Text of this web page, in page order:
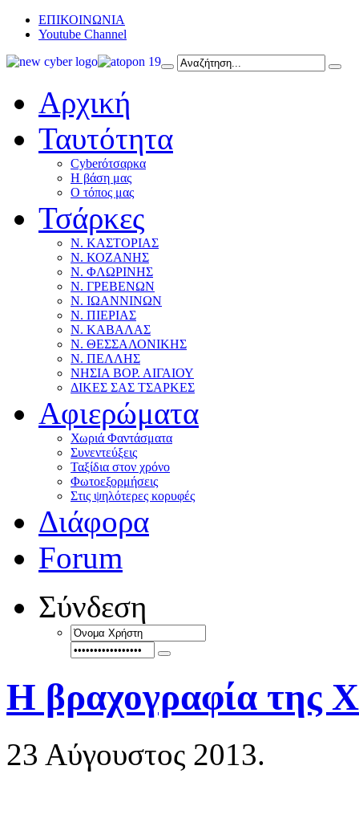
ΕΠΙΚΟΙΝΩΝΙΑ
Youtube Channel
Αρχική
Ταυτότητα
Cyberότσαρκα
Η βάση μας
Ο τόπος μας
Τσάρκες
Ν. ΚΑΣΤΟΡΙΑΣ
Ν. ΚΟΖΑΝΗΣ
Ν. ΦΛΩΡΙΝΗΣ
Ν. ΓΡΕΒΕΝΩΝ
Ν. ΙΩΑΝΝΙΝΩΝ
Ν. ΠΙΕΡΙΑΣ
Ν. ΚΑΒΑΛΑΣ
Ν. ΘΕΣΣΑΛΟΝΙΚΗΣ
Ν. ΠΕΛΛΗΣ
ΝΗΣΙΑ ΒΟΡ. ΑΙΓΑΙΟΥ
ΔΙΚΕΣ ΣΑΣ ΤΣΑΡΚΕΣ
Αφιερώματα
Χωριά Φαντάσματα
Συνεντεύξεις
Ταξίδια στον χρόνο
Φωτοεξορμήσεις
Στις ψηλότερες κορυφές
Διάφορα
Forum
Σύνδεση
Η βραχογραφία της
23 Αύγουστος 2013.